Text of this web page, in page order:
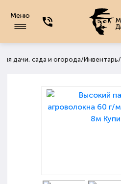
Меню
дачи, сада и огорода/ Инвентарь/